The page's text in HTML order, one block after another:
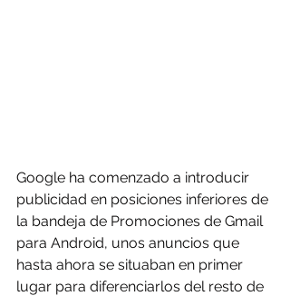
Google ha comenzado a introducir
publicidad en posiciones inferiores de
la bandeja de Promociones de Gmail
para Android, unos anuncios que
hasta ahora se situaban en primer
lugar para diferenciarlos del resto de